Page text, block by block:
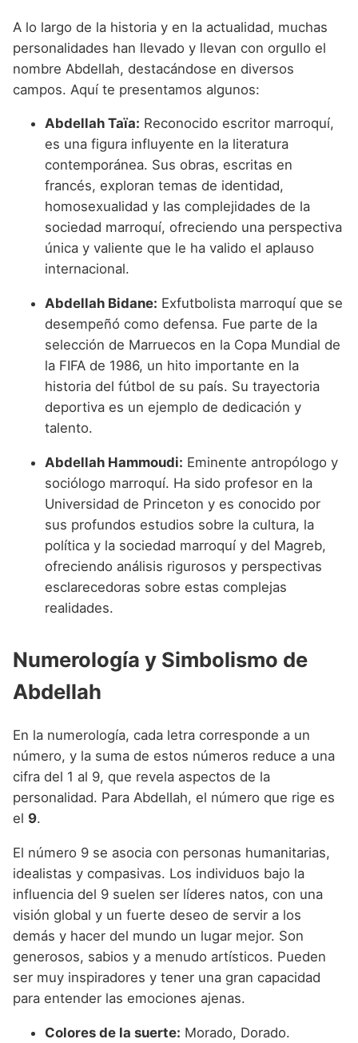
A lo largo de la historia y en la actualidad, muchas
personalidades han llevado y llevan con orgullo el
nombre Abdellah, destacándose en diversos
campos. Aquí te presentamos algunos:
Abdellah Taïa: Reconocido escritor marroquí,
es una figura influyente en la literatura
contemporánea. Sus obras, escritas en
francés, exploran temas de identidad,
homosexualidad y las complejidades de la
sociedad marroquí, ofreciendo una perspectiva
única y valiente que le ha valido el aplauso
internacional.
Abdellah Bidane: Exfutbolista marroquí que se
desempeñó como defensa. Fue parte de la
selección de Marruecos en la Copa Mundial de
la FIFA de 1986, un hito importante en la
historia del fútbol de su país. Su trayectoria
deportiva es un ejemplo de dedicación y
talento.
Abdellah Hammoudi: Eminente antropólogo y
sociólogo marroquí. Ha sido profesor en la
Universidad de Princeton y es conocido por
sus profundos estudios sobre la cultura, la
política y la sociedad marroquí y del Magreb,
ofreciendo análisis rigurosos y perspectivas
esclarecedoras sobre estas complejas
realidades.
Numerología y Simbolismo de
Abdellah
En la numerología, cada letra corresponde a un
número, y la suma de estos números reduce a una
cifra del 1 al 9, que revela aspectos de la
personalidad. Para Abdellah, el número que rige es
el 9.
El número 9 se asocia con personas humanitarias,
idealistas y compasivas. Los individuos bajo la
influencia del 9 suelen ser líderes natos, con una
visión global y un fuerte deseo de servir a los
demás y hacer del mundo un lugar mejor. Son
generosos, sabios y a menudo artísticos. Pueden
ser muy inspiradores y tener una gran capacidad
para entender las emociones ajenas.
Colores de la suerte: Morado, Dorado.